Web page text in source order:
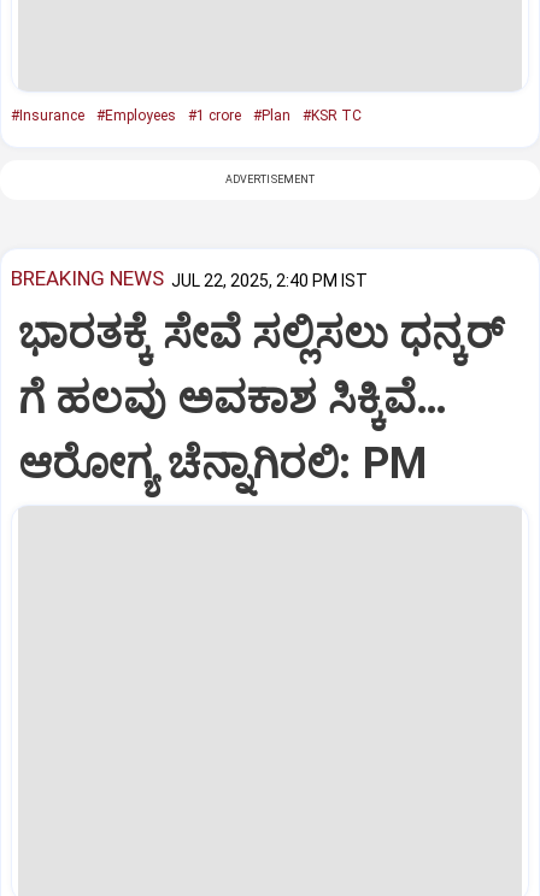
#Insurance #Employees #1 crore #Plan #KSR TC
ADVERTISEMENT
BREAKING NEWS JUL 22, 2025, 2:40 PM IST
ಭಾರತಕ್ಕೆ ಸೇವೆ ಸಲ್ಲಿಸಲು ಧನ್ಕರ್‌
ಗೆ ಹಲವು ಅವಕಾಶ ಸಿಕ್ಕಿವೆ…
ಆರೋಗ್ಯ ಚೆನ್ನಾಗಿರಲಿ: PM